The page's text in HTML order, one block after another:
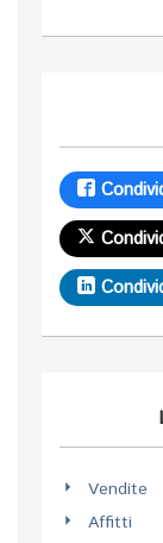
Vendite
Affitti